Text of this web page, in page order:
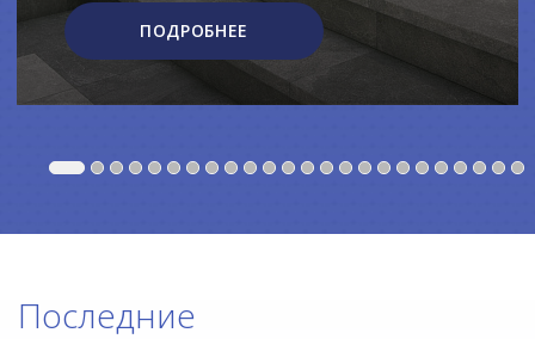
ПОДРОБНЕЕ
Последние